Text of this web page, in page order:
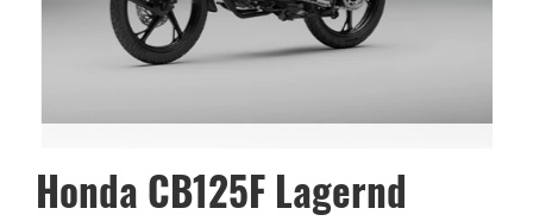
Honda CB125F Lagernd